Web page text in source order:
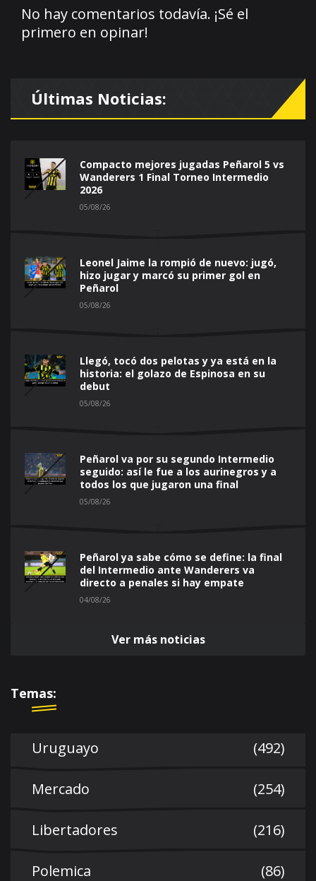
No hay comentarios todavía. ¡Sé el
primero en opinar!
Últimas Noticias:
Compacto mejores jugadas Peñarol 5 vs
Wanderers 1 Final Torneo Intermedio
2026
05/08/26
Leonel Jaime la rompió de nuevo: jugó,
hizo jugar y marcó su primer gol en
Peñarol
05/08/26
Llegó, tocó dos pelotas y ya está en la
historia: el golazo de Espinosa en su
debut
05/08/26
Peñarol va por su segundo Intermedio
seguido: así le fue a los aurinegros y a
todos los que jugaron una final
05/08/26
Peñarol ya sabe cómo se define: la final
del Intermedio ante Wanderers va
directo a penales si hay empate
04/08/26
Ver más noticias
Temas:
Uruguayo (492)
Mercado (254)
Libertadores (216)
Polemica (86)